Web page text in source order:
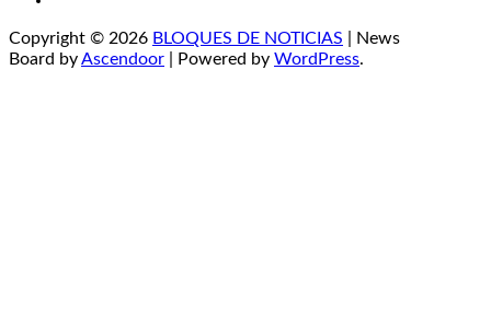
Copyright © 2026 BLOQUES DE NOTICIAS | News
Board byAscendoor | Powered by WordPress.